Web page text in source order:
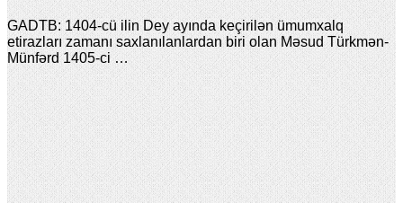
GADTB: 1404-cü ilin Dey ayında keçirilən ümumxalq
etirazları zamanı saxlanılanlardan biri olan Məsud Türkmən-
Münfərd 1405-ci …